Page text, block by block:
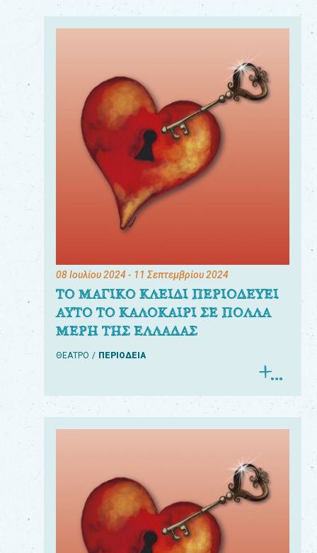
08 Ιουλίου 2024- 11 Σεπτεμβρίου 2024
ΤΟ ΜΑΓΙΚΟ ΚΛΕΙΔΙ ΠΕΡΙΟΔΕΥΕΙ
ΑΥΤΟ ΤΟ ΚΑΛΟΚΑΙΡΙ ΣΕ ΠΟΛΛΑ
ΜΕΡΗ ΤΗΣ ΕΛΛΑΔΑΣ
ΘΕΑΤΡΟ ΠΕΡΙΟΔΕΙΑ